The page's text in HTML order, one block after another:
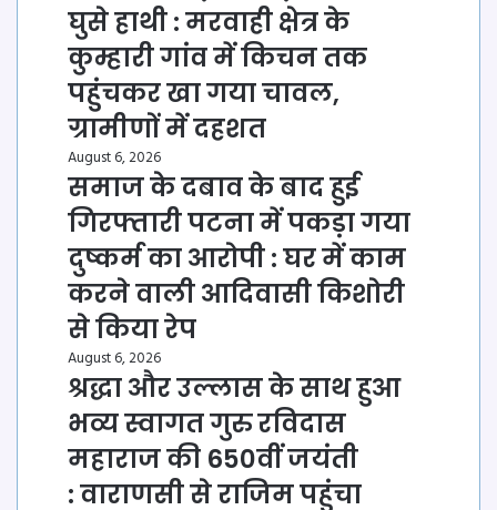
घुसे हाथी : मरवाही क्षेत्र के
कुम्हारी गांव में किचन तक
पहुंचकर खा गया चावल,
ग्रामीणों में दहशत
August 6, 2026
समाज के दबाव के बाद हुई
गिरफ्तारी पटना में पकड़ा गया
दुष्कर्म का आरोपी : घर में काम
करने वाली आदिवासी किशोरी
से किया रेप
August 6, 2026
श्रद्धा और उल्लास के साथ हुआ
भव्य स्वागत गुरु रविदास
महाराज की 650वीं जयंती
: वाराणसी से राजिम पहुंचा